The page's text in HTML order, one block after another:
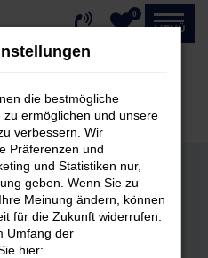
0
MENÜ
die bestmögliche
ermöglichen und unsere
verbessern. Wir
Präferenzen und
und Statistiken nur,
geben. Wenn Sie zu
Meinung ändern, können
für die Zukunft widerrufen.
Umfang der
hier: